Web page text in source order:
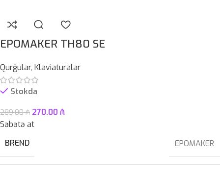
EPOMAKER TH80 SE
Qurğular, Klaviaturalar
Stokda
289.00₼ 270.00 ₼
Səbətə at
BREND
EPOMAKER